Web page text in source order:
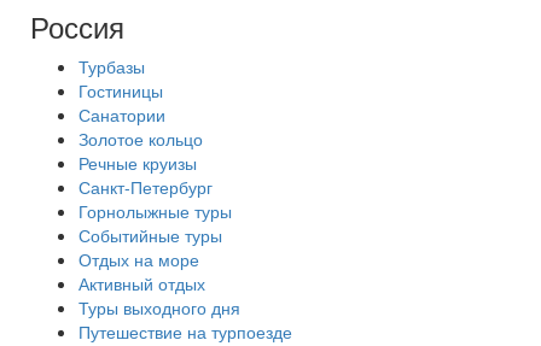
Россия
Турбазы
Гостиницы
Санатории
Золотое кольцо
Речные круизы
Санкт-Петербург
Горнолыжные туры
Событийные туры
Отдых на море
Активный отдых
Туры выходного дня
Путешествие на турпоезде